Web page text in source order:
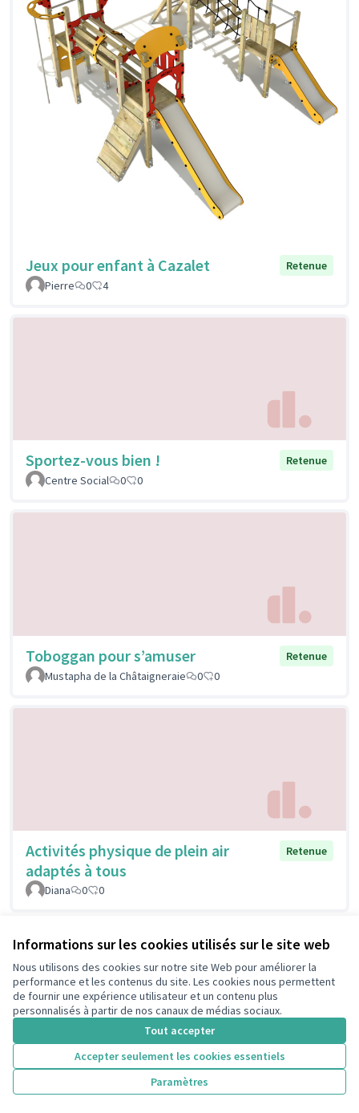
Informations sur les cookies utilisés sur le site web
Nous utilisons des cookies sur notre site Web pour améliorer la
performance et les contenus du site. Les cookies nous permettent
de fournir une expérience utilisateur et un contenu plus
personnalisés à partir de nos canaux de médias sociaux.
Tout accepter
Accepter seulement les cookies essentiels
Paramètres
Jeux pour enfant à Cazalet
Retenue
Pierre
0 4
Sportez-vous bien !
Retenue
Centre Social
0 0
Toboggan pour s’amuser
Retenue
Mustapha de la Châtaigneraie
0 0
Activités physique de plein air
adaptés à tous
Retenue
Diana 0 0
Voir toutes les propositions retirées
Conditions d'utilisation
Paramètres des cookies
Site réalisé grâce aulogiciel libre Decidim .
Licence
(Lien